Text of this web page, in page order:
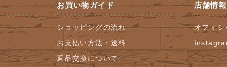
お買い物ガイド
ショッピングの流れ
お支払い方法・送料
返品交換について
店舗情報
オフィシ